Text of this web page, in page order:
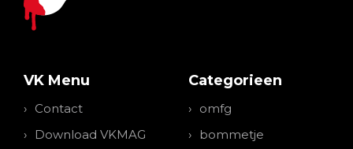
VK Menu
Contact
Download VKMAG
Categorieen
omfg
bommetje